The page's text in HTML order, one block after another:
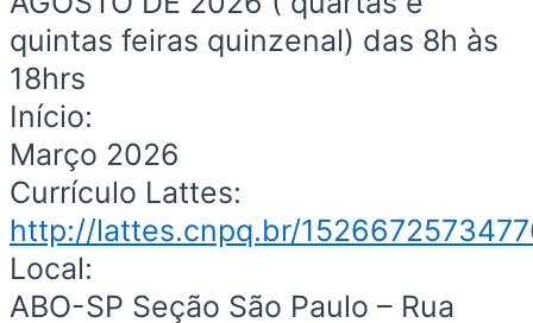
quintas feiras quinzenal) das 8h às
18hrs
Início:
Março 2026
Currículo Lattes:
http://lattes.cnpq.br/
Local:
ABO-SP Seção São Paulo – Rua